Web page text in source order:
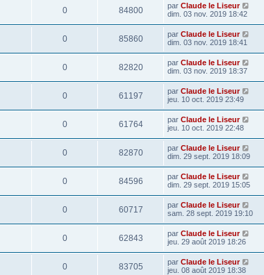
0 84800 par Claude le Liseur
dim. 03 nov. 2019 18:42
0 85860 par Claude le Liseur
dim. 03 nov. 2019 18:41
0 82820 par Claude le Liseur
dim. 03 nov. 2019 18:37
0 61197 par Claude le Liseur
jeu. 10 oct. 2019 23:49
0 61764 par Claude le Liseur
jeu. 10 oct. 2019 22:48
0 82870 par Claude le Liseur
dim. 29 sept. 2019 18:09
0 84596 par Claude le Liseur
dim. 29 sept. 2019 15:05
0 60717 par Claude le Liseur
sam. 28 sept. 2019 19:10
0 62843 par Claude le Liseur
jeu. 29 août 2019 18:26
0 83705 par Claude le Liseur
jeu. 08 août 2019 18:38